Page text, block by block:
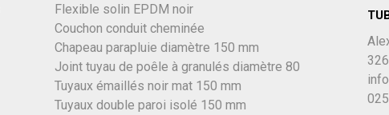
Flexible solin EPDM noir
Couchon conduit cheminée
Chapeau parapluie diamètre 150 mm
Joint tuyau de poêle à granulés diamètre 80
Tuyaux émaillés noir mat 150 mm
Tuyaux double paroi isolé 150 mm